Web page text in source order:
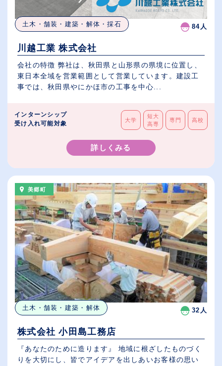
土木・舗装・建築・解体・採石 84人
川越工業 株式会社
会社の特徴 弊社は、秋田県と山形県の県境に位置し、
東日本全域を営業範囲として営業しています。建設工
事では、秋田県やにかほ市の工事を中心...
インターンシップ
受け入れ可能対象
大学
短大
高専
専門 高校
詳しくみる
美郷町
土木・舗装・建築・解体 32人
株式会社 小田島工務店
『あなたのために造ります』 地域に根ざしたものづく
りを大切にし、皆でアイデアを出しあいお客様の思い